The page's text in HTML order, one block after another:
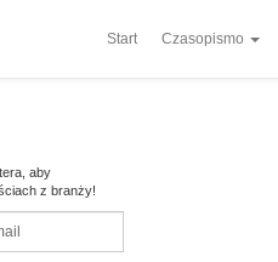
Start Czasopismo
aby
z branży!